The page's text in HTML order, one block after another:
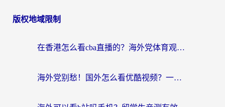
版权地域限制
在香港怎么看cba直播的？海外党体育观赛终极指南：告别版权限制，畅享中文解说
海外党别愁！国外怎么看优酷视频？一招解决追剧、看直播难题